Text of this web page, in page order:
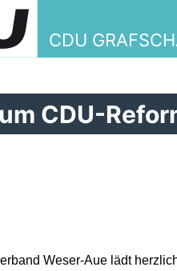
CDU
CDU-
Weser-Aue lädt